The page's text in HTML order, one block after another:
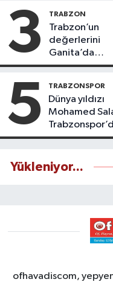
3 TRABZON
Trabzon’un
değerlerini
Ganita’da
yaşatıyoruz
5 TRABZONSPOR
Dünya yıldızı
Mohamed
Yükleniyor...
ofhavadiscom,